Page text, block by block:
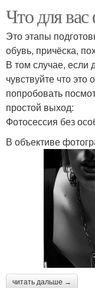
Что для вас
Это этапы
обувь, причёска,
В том случае, если
чувствуйте что это
попробовать
простой выход:
Фотосессия без
В объективе
читать дальше →